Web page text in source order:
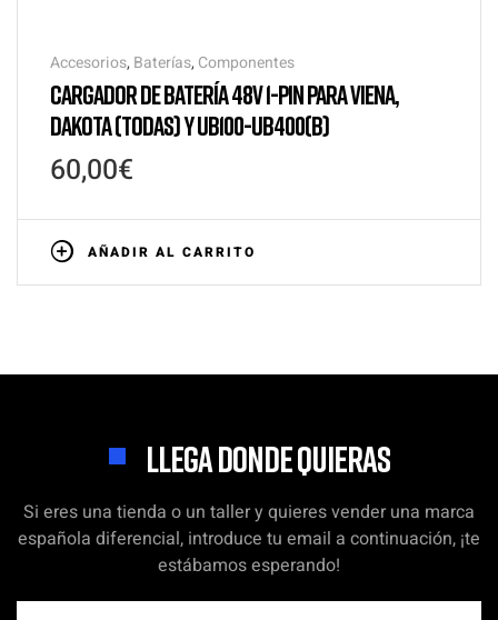
Accesorios, Baterías, Componentes
CARGADOR DE BATERÍA 48V 1-PIN PARA VIENA,
DAKOTA (TODAS) Y UB100-UB400(B)
60,00€
AÑADIR AL CARRITO
LLEGA DONDE QUIERAS
Si eres una tienda o un taller y quieres vender una marca
española diferencial, introduce tu email a continuación, ¡te
estábamos esperando!